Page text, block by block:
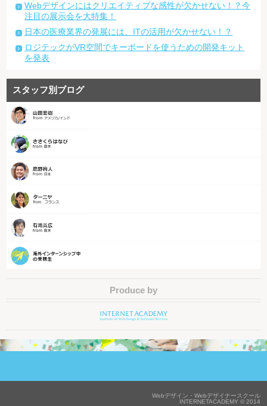
Webデザインにはクリエイティブな感性が欠かせない！？今
注目の展示会を大特集！
日本の医療業界の発展には、ITの活用が欠かせない！？
ロジテックがVR空間でキーボードを使うための開発キット
を発表
スタッフ別ブログ
Produce by
Webデザイン・Webデザイナースクール
INTERNETACADEMY © 2014